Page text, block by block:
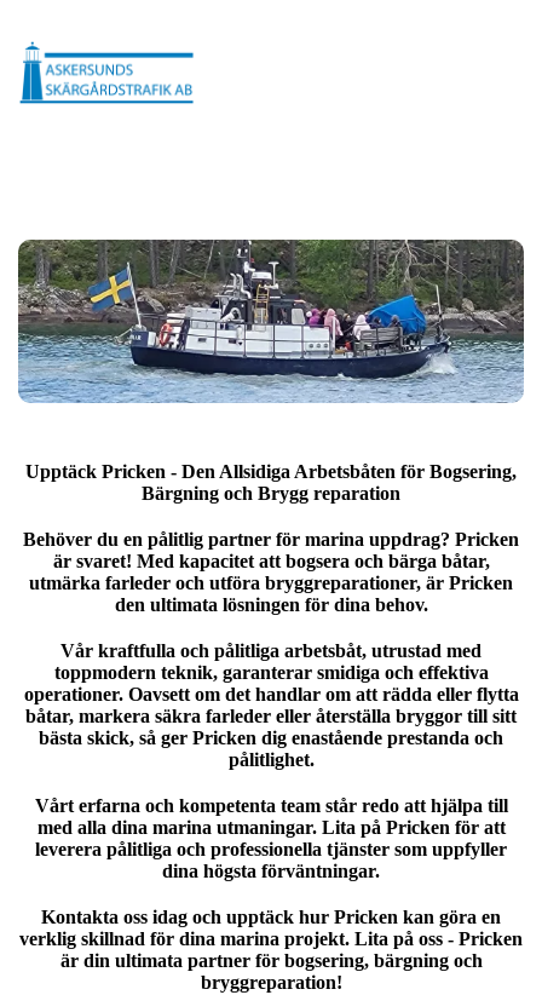
Upptäck Pricken - Den Allsidiga Arbetsbåten för Bogsering,
Bärgning och Brygg reparation
Behöver du en pålitlig partner för marina uppdrag? Pricken
är svaret! Med kapacitet att bogsera och bärga båtar,
utmärka farleder och utföra bryggreparationer, är Pricken
den ultimata lösningen för dina behov.
Vår kraftfulla och pålitliga arbetsbåt, utrustad med
toppmodern teknik, garanterar smidiga och effektiva
operationer. Oavsett om det handlar om att rädda eller flytta
båtar, markera säkra farleder eller återställa bryggor till sitt
bästa skick, så ger Pricken dig enastående prestanda och
pålitlighet.
Vårt erfarna och kompetenta team står redo att hjälpa till
med alla dina marina utmaningar. Lita på Pricken för att
leverera pålitliga och professionella tjänster som uppfyller
dina högsta förväntningar.
Kontakta oss idag och upptäck hur Pricken kan göra en
verklig skillnad för dina marina projekt. Lita på oss - Pricken
är din ultimata partner för bogsering, bärgning och
bryggreparation!